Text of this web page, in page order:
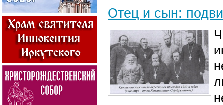
Отец и сын: